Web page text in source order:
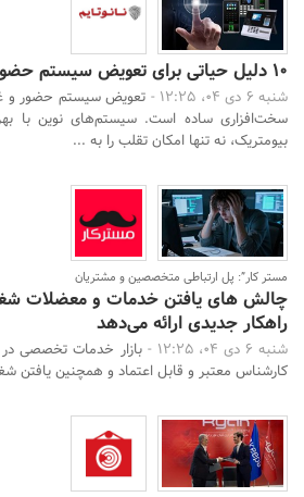
۱۰ دلیل حیاتی برای تعویض سیستم حضور و غیاب
شنبه 6 دی 04، 12:25 -
تعویض سیستم حضور و
سخت‌افزاری ساده است. سیستم‌های نوین با
بیومتریک، نه تنها امکان تقلب را به ...
مستر کار”: پل ارتباطی متخصصین و مشتریان
چالش های یافتن خدمات و معضلات
راهکار جدیدی ارائه می‌دهد
شنبه 6 دی 04، 12:25 -
بازار خدمات تخصصی در
کارشناس معتبر و قابل اعتماد و همچنین